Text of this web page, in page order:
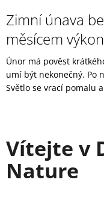
Zimní únava
měsícem
Únor má pověst
umí být nekonečný. Po
Světlo se vrací pomalu
Vítejte v
Nature